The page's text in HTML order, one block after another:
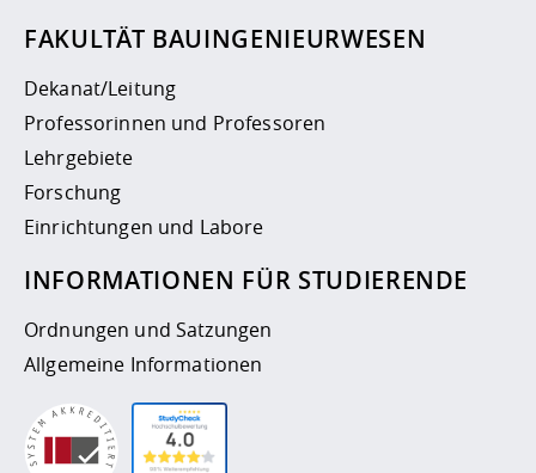
FAKULTÄT BAUINGENIEURWESEN
Dekanat/Leitung
Professorinnen und Professoren
Lehrgebiete
Forschung
Einrichtungen und Labore
INFORMATIONEN FÜR STUDIERENDE
Ordnungen und Satzungen
Allgemeine Informationen